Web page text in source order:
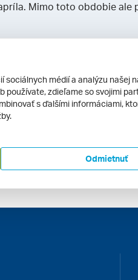
Mimo toto obdobie ale
leží, pre Európanov objavil
neskôr tu bolo založené
rumom, cigary alebo
sociálnych médií a analýzu našej
používate, zdieľame so svojimi
s ďalšími informáciami,
Odmietnuť